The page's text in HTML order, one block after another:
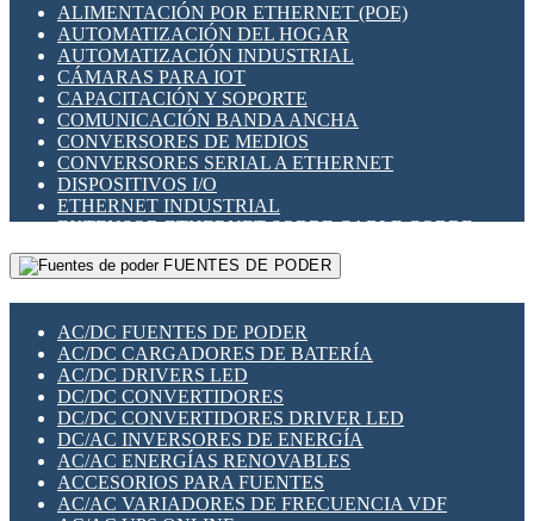
SENSORES INDUCTIVOS
TEMPORIZADORES
VARIACS
VARIADORES DE FRECUENCIA [VDF]
SECCIONADORES - INTERRUPTORES
MAQUINARIA
HERRAMIENTAS VARIAS
ILUMINACIÓN LED
INTERRUPTORES REED
INTERFACES DE RELÉ
OTROS RELÉS
PROTECCIÓN TÉRMICA
RELÉS AUTOMOTRICES
RELÉS DE SEÑAL
RELÉS DE ESTADO SÓLIDO SSR
RELÉS INDUSTRIALES
RELÉS MINIATURA DE POTENCIA
SENSORES MAGNÉTICOS
SWITCH Y MICROSWITCH
TARJETAS PI
UNIÓN Y DERIVACIÓN DE CABLE
ALIMENTACIÓN POR ETHERNET (POE)
AUTOMATIZACIÓN DEL HOGAR
AUTOMATIZACIÓN INDUSTRIAL
CÁMARAS PARA IOT
CAPACITACIÓN Y SOPORTE
COMUNICACIÓN BANDA ANCHA
CONVERSORES DE MEDIOS
CONVERSORES SERIAL A ETHERNET
DISPOSITIVOS I/O
ETHERNET INDUSTRIAL
EXTENSOR ETHERNET SOBRE CABLE COBRE
GATEWAY LORAWAN
GESTIÓN DE REDES
PLACAS MODULARES IOT
SWITCHES Y REDES WIFI
SOLUCIONES IOT
SOLUCIONES LORAWAN
SOLUCIONES RED CELULAR
SEGURIDAD PARA REDES
SWITCHES LAN
TELEFONÍA IP (VOIP)
VIGILANCIA IP (CCTV)
FUENTES DE PODER
AC/DC FUENTES DE PODER
AC/DC CARGADORES DE BATERÍA
AC/DC DRIVERS LED
DC/DC CONVERTIDORES
DC/DC CONVERTIDORES DRIVER LED
DC/AC INVERSORES DE ENERGÍA
AC/AC ENERGÍAS RENOVABLES
ACCESORIOS PARA FUENTES
AC/AC VARIADORES DE FRECUENCIA VDF